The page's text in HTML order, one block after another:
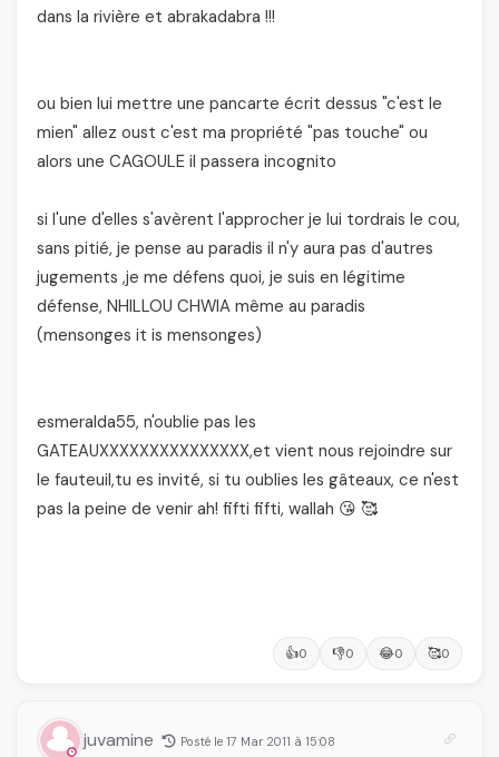
dans la rivière et abrakadabra !!!
ou bien lui mettre une pancarte écrit dessus "c'est le
mien" allez oust c'est ma propriété "pas touche" ou
alors une CAGOULE il passera incognito
si l'une d'elles s'avèrent l'approcher je lui tordrais le cou,
sans pitié, je pense au paradis il n'y aura pas d'autres
jugements ,je me défens quoi, je suis en légitime
défense, NHILLOU CHWIA même au paradis
(mensonges it is mensonges)
esmeralda55, n'oublie pas les
GATEAUXXXXXXXXXXXXXXX,et vient nous rejoindre sur
le fauteuil,tu es invité, si tu oublies les gâteaux, ce n'est
pas la peine de venir ah! fifti fifti, wallah 😘 🥰
👍0 👎0 😂0 🥰0
juvamine Posté le 17 Mar 2011 à 15:08